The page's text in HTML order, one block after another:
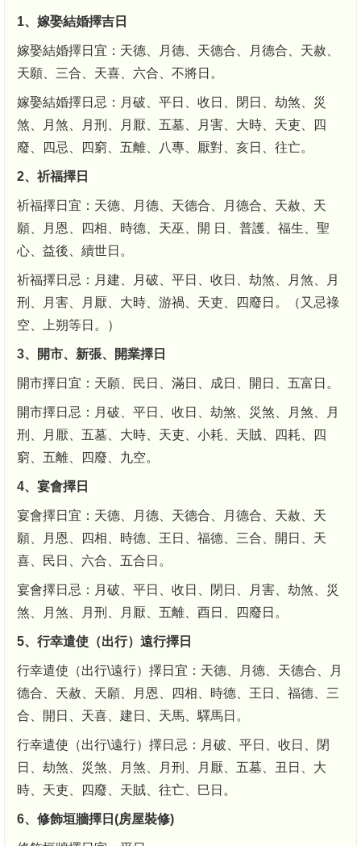
1、嫁娶結婚擇吉日
嫁娶結婚擇日宜：天德、月德、天德合、月德合、天赦、
天願、三合、天喜、六合、不將日。
嫁娶結婚擇日忌：月破、平日、收日、閉日、劫煞、災
煞、月煞、月刑、月厭、五墓、月害、大時、天吏、四
廢、四忌、四窮、五離、八專、厭對、亥日、往亡。
2、祈福擇日
祈福擇日宜：天德、月德、天德合、月德合、天赦、天
願、月恩、四相、時德、天巫、開 日、普護、福生、聖
心、益後、續世日。
祈福擇日忌：月建、月破、平日、收日、劫煞、月煞、月
刑、月害、月厭、大時、游禍、天吏、四廢日。（又忌祿
空、上朔等日。）
3、開市、新張、開業擇日
開市擇日宜：天願、民日、滿日、成日、開日、五富日。
開市擇日忌：月破、平日、收日、劫煞、災煞、月煞、月
刑、月厭、五墓、大時、天吏、小耗、天賊、四耗、四
窮、五離、四廢、九空。
4、宴會擇日
宴會擇日宜：天德、月德、天德合、月德合、天赦、天
願、月恩、四相、時德、王日、福德、三合、開日、天
喜、民日、六合、五合日。
宴會擇日忌：月破、平日、收日、閉日、月害、劫煞、災
煞、月煞、月刑、月厭、五離、酉日、四廢日。
5、行幸遣使（出行）遠行擇日
行幸遣使（出行\遠行）擇日宜：天德、月德、天德合、月
德合、天赦、天願、月恩、四相、時德、王日、福德、三
合、開日、天喜、建日、天馬、驛馬日。
行幸遣使（出行\遠行）擇日忌：月破、平日、收日、閉
日、劫煞、災煞、月煞、月刑、月厭、五墓、丑日、大
時、天吏、四廢、天賊、往亡、巳日。
6、修飾垣牆擇日(房屋裝修)